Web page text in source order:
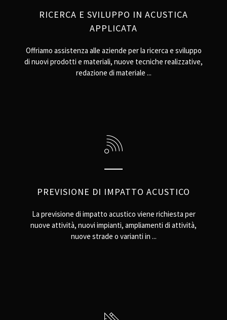
RICERCA E SVILUPPO IN ACUSTICA
APPLICATA
Offriamo assistenza alle aziende per la ricerca e sviluppo
di nuovi prodotti e materiali, nuove tecniche realizzative,
redazione di materiale ...
PREVISIONE DI IMPATTO ACUSTICO
La previsione di impatto acustico viene richiesta per
nuove attività, nuovi impianti, ampliamenti di attività,
nuove strade o varianti in ...